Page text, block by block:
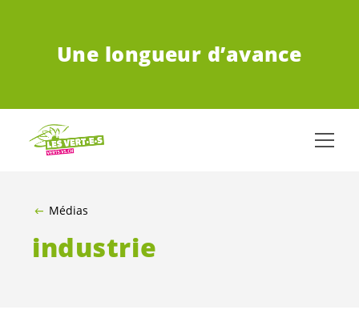
Une longueur d’avance
Médias
industrie